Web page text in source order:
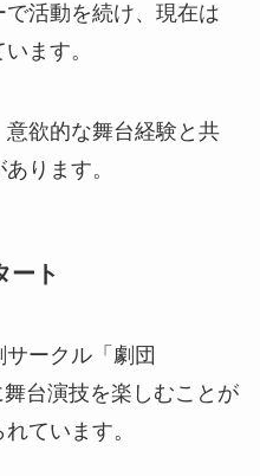
活動を続け、現在は
ます。
欲的な舞台経験と共
ります。
ート
ークル「劇団
台演技を楽しむことが
ています。